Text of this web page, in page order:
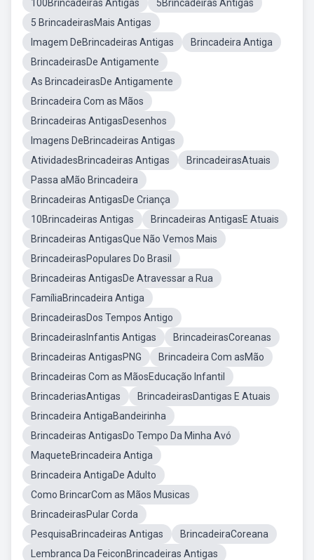
100Brincadeiras Antigas
5Brincadeiras Antigas
5 BrincadeirasMais Antigas
Imagem DeBrincadeiras Antigas
Brincadeira Antiga
BrincadeirasDe Antigamente
As BrincadeirasDe Antigamente
Brincadeira Com as Mãos
Brincadeiras AntigasDesenhos
Imagens DeBrincadeiras Antigas
AtividadesBrincadeiras Antigas
BrincadeirasAtuais
Passa aMão Brincadeira
Brincadeiras AntigasDe Criança
10Brincadeiras Antigas
Brincadeiras AntigasE Atuais
Brincadeiras AntigasQue Não Vemos Mais
BrincadeirasPopulares Do Brasil
Brincadeiras AntigasDe Atravessar a Rua
FamíliaBrincadeira Antiga
BrincadeirasDos Tempos Antigo
BrincadeirasInfantis Antigas
BrincadeirasCoreanas
Brincadeiras AntigasPNG
Brincadeira Com asMão
Brincadeiras Com as MãosEducação Infantil
BrincaderiasAntigas
BrincadeirasDantigas E Atuais
Brincadeira AntigaBandeirinha
Brincadeiras AntigasDo Tempo Da Minha Avó
MaqueteBrincadeira Antiga
Brincadeira AntigaDe Adulto
Como BrincarCom as Mãos Musicas
BrincadeirasPular Corda
PesquisaBrincadeiras Antigas
BrincadeiraCoreana
Lembranca Da FeiconBrincadeiras Antigas